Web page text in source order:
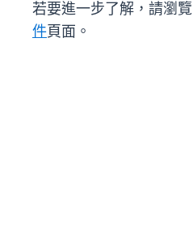
若要進一步了解，請瀏覽
件頁面。